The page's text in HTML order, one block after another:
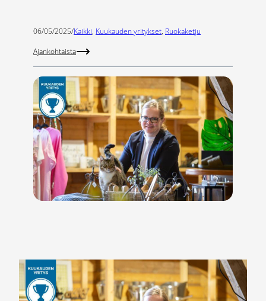
06/05/2025/Kaikki, Kuukauden yritykset, Ruokaketju
Ajankohtaista